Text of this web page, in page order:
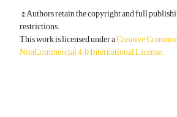
© Authors retain the copyright and full
restrictions.
This work is licensed under aCreative
NonCommercial 4.0 International License.